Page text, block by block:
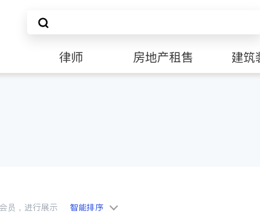
律师 房地产租售 建筑
员，进行展示 智能排序